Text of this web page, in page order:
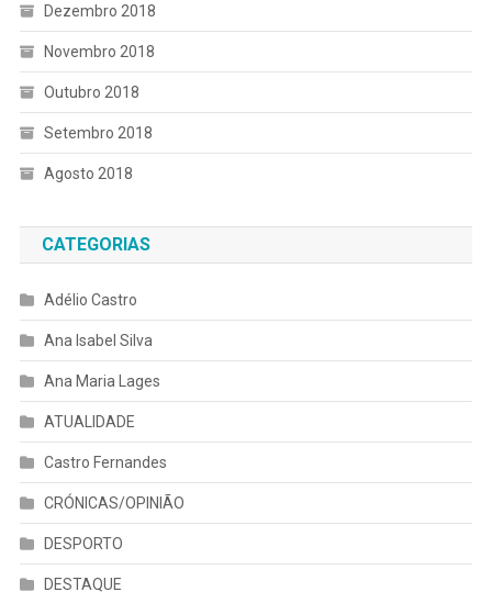
Dezembro 2018
Novembro 2018
Outubro 2018
Setembro 2018
Agosto 2018
CATEGORIAS
Adélio Castro
Ana Isabel Silva
Ana Maria Lages
ATUALIDADE
Castro Fernandes
CRÓNICAS/OPINIÃO
DESPORTO
DESTAQUE